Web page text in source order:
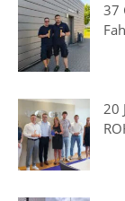
37
20